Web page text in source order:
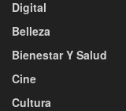
Digital
Belleza
Bienestar Y Salud
Cine
Cultura